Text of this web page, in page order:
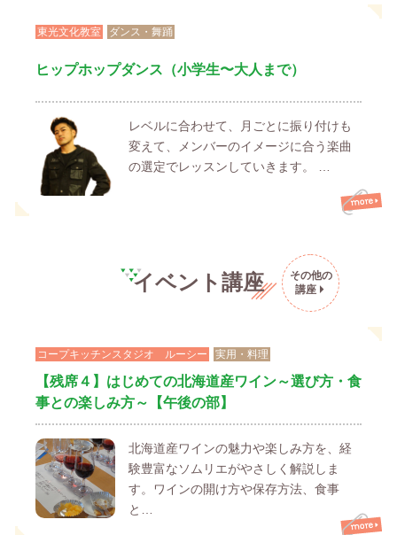
東光文化教室 ダンス・舞踊
ヒップホップダンス（小学生〜大人まで）
レベルに合わせて、月ごとに振り付けも
変えて、メンバーのイメージに合う楽曲
の選定でレッスンしていきます。 …
イベント講座
その他の
講座
コープキッチンスタジオ ルーシー 実用・料理
【残席４】はじめての北海道産ワイン～選び方・食
事との楽しみ方～【午後の部】
北海道産ワインの魅力や楽しみ方を、経
験豊富なソムリエがやさしく解説しま
す。ワインの開け方や保存方法、食事
と…